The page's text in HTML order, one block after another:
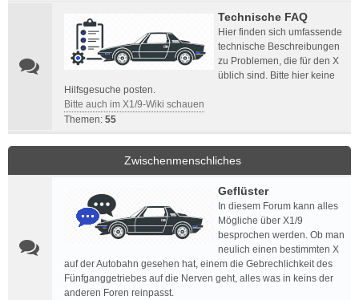
Technische FAQ
Hier finden sich umfassende
technische Beschreibungen
zu Problemen, die für den X
üblich sind. Bitte hier keine
Hilfsgesuche posten.
Bitte auch im X1/9-Wiki schauen
Themen: 55
Zwischenmenschliches
Geflüster
In diesem Forum kann alles
Mögliche über X1/9
besprochen werden. Ob man
neulich einen bestimmten X
auf der Autobahn gesehen hat, einem die Gebrechlichkeit des
Fünfganggetriebes auf die Nerven geht, alles was in keins der
anderen Foren reinpasst.